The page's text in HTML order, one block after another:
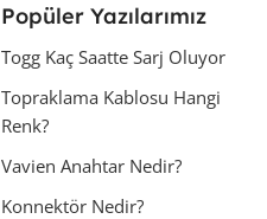
Popüler Yazılarımız
Togg Kaç Saatte Sarj Oluyor
Topraklama Kablosu Hangi
Renk?
Vavien Anahtar Nedir?
Konnektör Nedir?